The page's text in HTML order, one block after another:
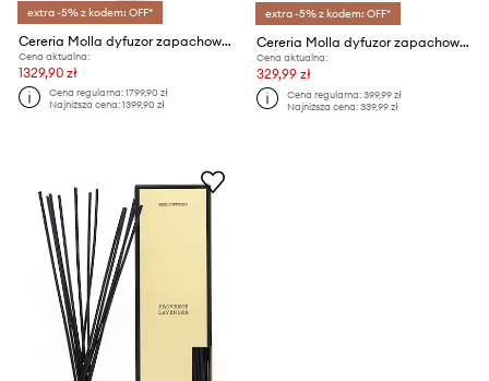
extra -5% z kodem: OFF*
Cereria Molla dyfuzor zapachowy Tea and Lemongrass 3 L
Cena aktualna:
1329,90 zł
Cena regularna:1799,90 zł
Najniższa cena:1399,90 zł
extra -5% z kodem: OFF*
Cereria Molla dyfuzor zapachowy Bergamotto di Calabri 500 ml
Cena aktualna:
329,99 zł
Cena regularna:399,99 zł
Najniższa cena:339,99 zł